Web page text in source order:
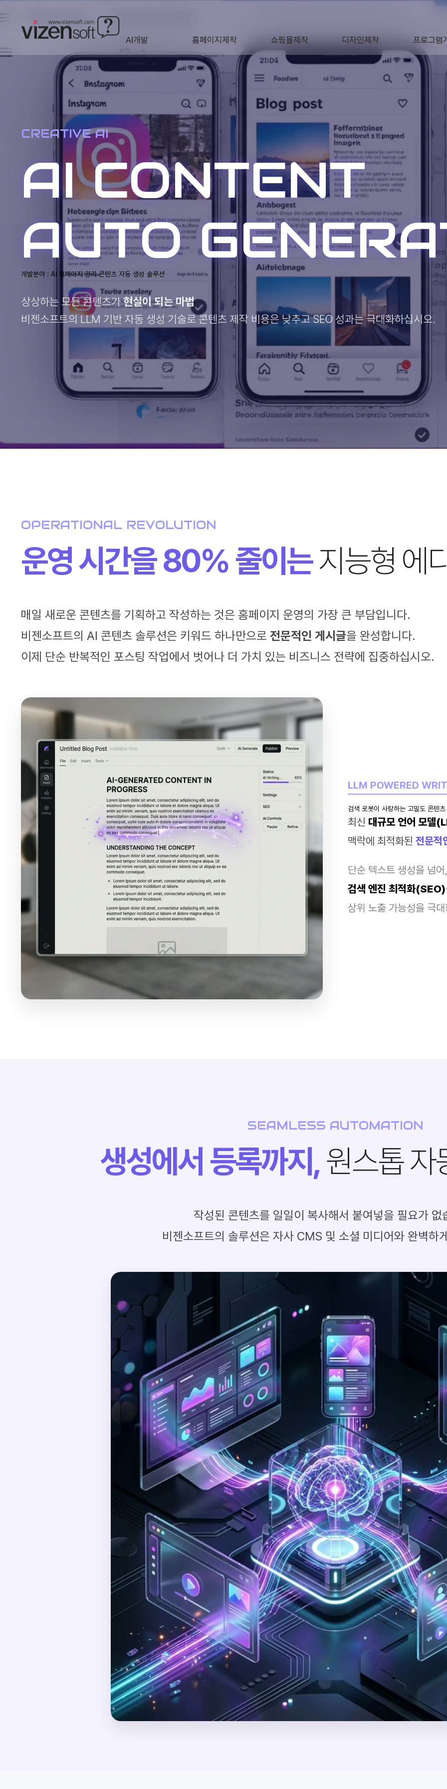
AI개발 홈페이지제작 쇼핑몰제작
SHOP
디자인제작 프로그램
CREATIVE AI
AI CONTENT
AUTO
개발분야 : AI 홈페이지 관리 콘텐츠 자동 생성 솔루션
상상하는 모든 콘텐츠가현실이 되는 마법
비젠소프트의 LLM 기반 자동 생성 기술로 콘텐츠 제작 비용은 낮추고 SEO 성과는 극대화하십시오.
OPERATIONAL REVOLUTION
운영 시간을 80% 줄이는지능형 에
매일 새로운 콘텐츠를 기획하고 작성하는 것은 홈페이지 운영의 가장 큰 부담입니다.
비젠소프트의 AI 콘텐츠 솔루션은 키워드 하나만으로 전문적인 게시글을 완성합니다.
이제 단순 반복적인 포스팅 작업에서 벗어나 더 가치 있는 비즈니스 전략에 집중하십시오.
LLM POWERED
검색 로봇이 사랑하는 고밀도 콘텐츠
최신 대규모 언어 모델
맥락에 최적화된전문적
단순 텍스트 생성을 넘
검색 엔진 최적화(SEO)
상위 노출 가능성을 극
SEAMLESS AUTOMATION
생성에서 등록까지,원스톱 자
작성된 콘텐츠를 일일이 복사해서 붙여넣을 필요가 없
비젠소프트의 솔루션은 자사 CMS 및 소셜 미디어와 완벽하